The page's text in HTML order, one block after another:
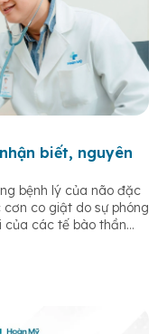
biết, nguyên
bệnh lý của não đặc
co giật do sự phóng
các tế bào thần